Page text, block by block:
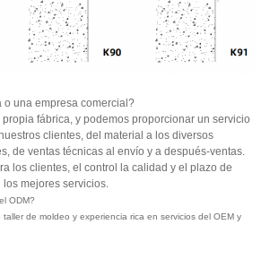
o una empresa comercial?
fábrica, y podemos proporcionar un servicio
clientes, del material a los diversos
de ventas técnicas al envío y a después-ventas.
los clientes, el control la calidad y el plazo de
mejores servicios.
ODM?
de moldeo y experiencia rica en servicios del OEM y